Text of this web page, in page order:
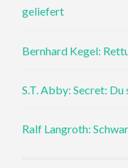
geliefert
Bernhard Kegel:
S.T. Abby: Secret:
Ralf Langroth: